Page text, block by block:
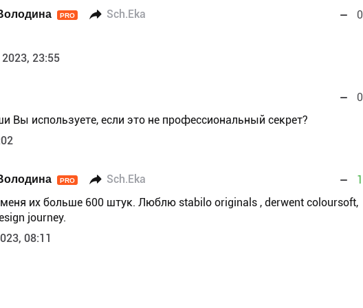
PRO Sch.Eka
0
23:55
0
Вы используете, если это не профессиональный секрет?
PRO Sch.Eka
1
их больше 600 штук. Люблю stabilo originals , derwent coloursoft,
journey.
08:11